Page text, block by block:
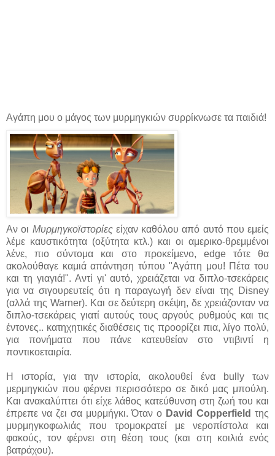
Αγάπη μου ο μάγος των μυρμηγκιών συρρίκνωσε τα παιδιά!
Αν οι Μυρμηγκοϊστορίεςείχαν καθόλου από αυτό που εμείς
λέμε καυστικότητα (οξύτητα κτλ.) και οι αμερικο-θρεμμένοι
λένε, πιο σύντομα και στο προκείμενο, edge τότε θα
ακολούθαγε καμιά απάντηση τύπου "Αγάπη μου! Πέτα του
και τη γιαγιά!". Αντί γι' αυτό, χρειάζεται να διπλο-τσεκάρεις
για να σιγουρευτείς ότι η παραγωγή δεν είναι της Disney
(αλλά της Warner). Και σε δεύτερη σκέψη, δε χρειάζονταν να
διπλο-τσεκάρεις γιατί αυτούς τους αργούς ρυθμούς και τις
έντονες.. κατηχητικές διαθέσεις τις προορίζει πια, λίγο πολύ,
για πονήματα που πάνε κατευθείαν στο ντιβιντί η
ποντικοεταιρία.
Η ιστορία, για την ιστορία, ακολουθεί ένα bully των
μερμηγκιών που φέρνει περισσότερο σε δικό μας μπούλη.
Και ανακαλύπτει ότι είχε λάθος κατεύθυνση στη ζωή του και
έπρεπε να ζει σα μυρμήγκι. Όταν ο David Copperfield της
μυρμηγκοφωλιάς που τρομοκρατεί με νεροπίστολα και
φακούς, τον φέρνει στη θέση τους (και στη κοιλιά ενός
βατράχου).